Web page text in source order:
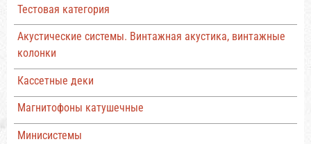
Тестовая категория
Акустические системы. Винтажная акустика, винтажные
колонки
Кассетные деки
Магнитофоны катушечные
Минисистемы